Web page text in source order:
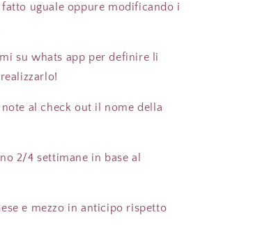
uguale oppure modificando i
su whats app per definire li
al check out il nome della
2/4 settimane in base al
e mezzo in anticipo rispetto